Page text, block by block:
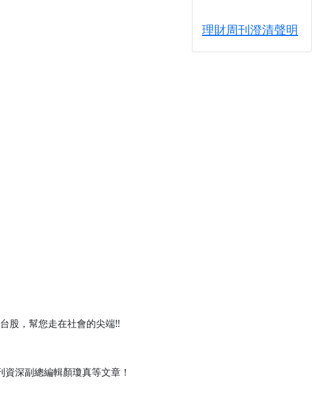
股，幫您走在社會的尖端!!
深副總編輯顏瓊真等文章！
理財周刊澄清聲明